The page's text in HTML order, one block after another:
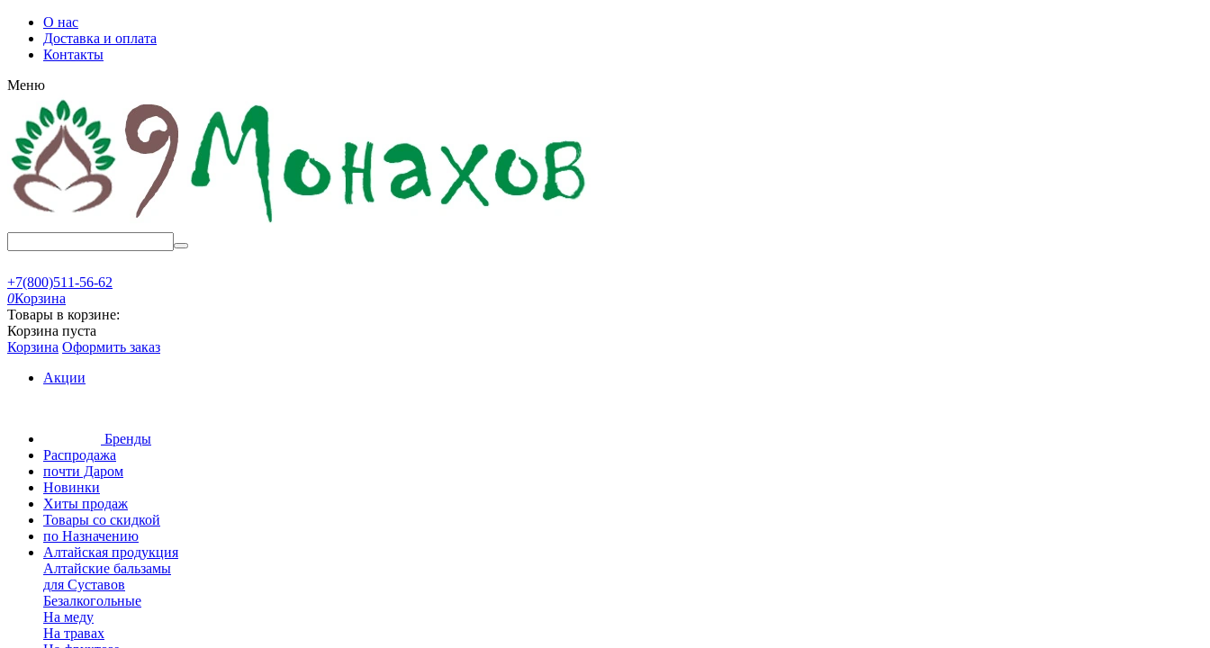
О нас
Доставка и оплата
Контакты
Меню
+7(800)511-56-62
0Корзина
Товары в корзине:
Корзина пуста
Корзина Оформить заказ
Акции
Бренды
Распродажа
почти Даром
Новинки
Хиты продаж
Товары со скидкой
по Назначению
Алтайская продукция
Алтайские бальзамы
для Суставов
Безалкогольные
На меду
На травах